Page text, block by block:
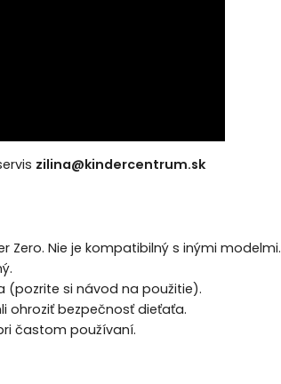
zilina@kindercentrum.sk
Zero. Nie je kompatibilný s inými modelmi.
(pozrite si návod na použitie).
ohroziť bezpečnosť dieťaťa.
častom používaní.